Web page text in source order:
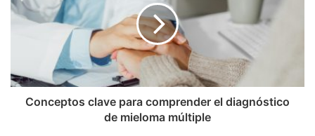
Conceptos clave para comprender el diagnóstico
de mieloma múltiple